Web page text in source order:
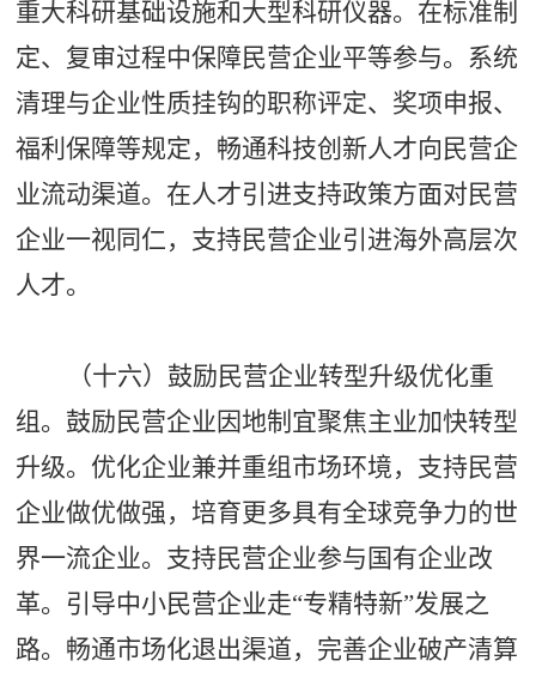
重大科研基础设施和大型科研仪器。在标准制
定、复审过程中保障民营企业平等参与。系统
清理与企业性质挂钩的职称评定、奖项申报、
福利保障等规定，畅通科技创新人才向民营企
业流动渠道。在人才引进支持政策方面对民营
企业一视同仁，支持民营企业引进海外高层次
人才。
（十六）鼓励民营企业转型升级优化重
组。鼓励民营企业因地制宜聚焦主业加快转型
升级。优化企业兼并重组市场环境，支持民营
企业做优做强，培育更多具有全球竞争力的世
界一流企业。支持民营企业参与国有企业改
革。引导中小民营企业走“专精特新”发展之
路。畅通市场化退出渠道，完善企业破产清算